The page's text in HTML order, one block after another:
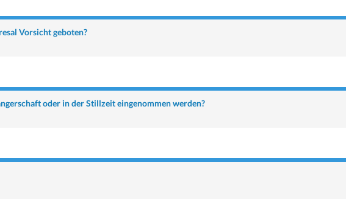
Vorsicht geboten?
oder in der Stillzeit eingenommen werden?